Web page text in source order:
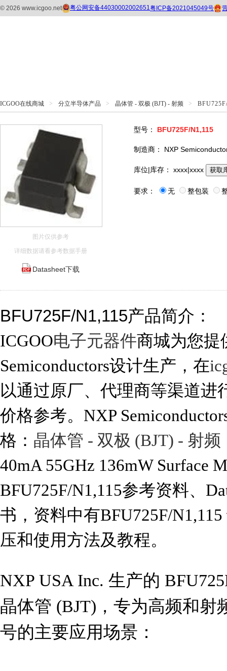
ICGOO在线商城 > 分立半导体产品 > 晶体管 - 双极 (BJT) - 射频 >
图片仅供参考
详细数据请看参考数据手册
Datasheet下载
型号： BFU725F/N1,115
制造商： NXP
库位|库存： xxxx|xxxx 获取
要求： 无 整包装
BFU725F/N1,115产品简介：
ICGOO电子元器件商城为您提
Semiconductors设计生产，在
以通过原厂、代理商等渠道进
价格参考。NXP
格： 晶体管 - 双极 (BJT) - 射频
40mA 55GHz 136mW Surface
BFU725F/N1,115参考资料、
书，资料中有BFU725F/
压和使用方法及教程。
NXP USA Inc. 生产的
晶体管 (BJT)，专为高频和射
号的主要应用场景：